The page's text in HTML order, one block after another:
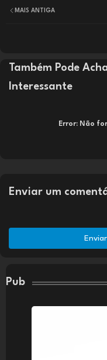
MAIS ANTIGA
Também Pode
Interessante
Error: Não
Enviar um
Pub